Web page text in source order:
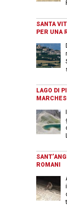
SANTA
PER UNA
LAGO DI
ROMANI